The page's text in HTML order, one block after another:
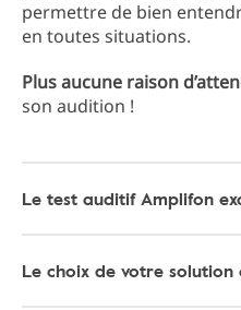
permettre de bien
en toutes situations.
Plus aucune raison
son audition !
Le test auditif Amplifon
Le choix de votre